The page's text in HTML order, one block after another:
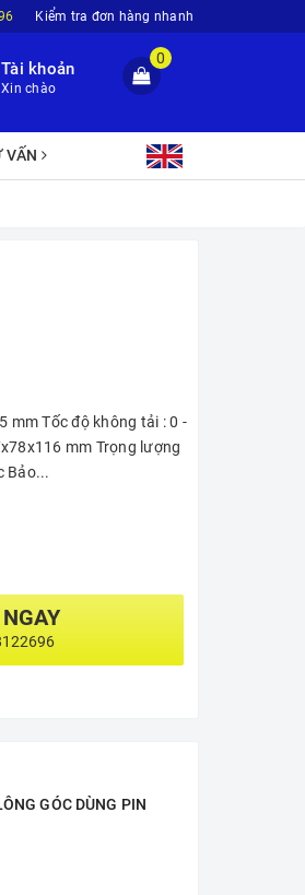
Kiểm tra đơn hàng nhanh
Tài khoản
Xin chào
0
VẤN
mm Tốc độ không tải : 0 -
mm Trọng lượng
Bảo...
GÓC DÙNG PIN